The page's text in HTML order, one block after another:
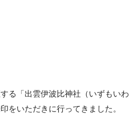
る「出雲伊波比神社（いずもいわ
をいただきに行ってきました。